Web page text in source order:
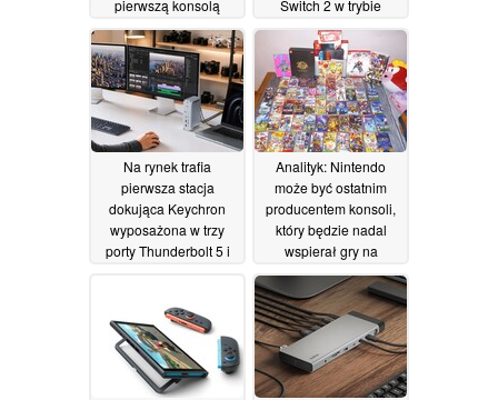
pierwszą konsolą
Switch w celu
ładowania i
odtwarzania obrazu
17/07/2026
Switch 2 w trybie
stacjonarnym11/07/2026
Na rynek trafia
pierwsza stacja
dokująca Keychron
wyposażona w trzy
porty Thunderbolt 5 i
Analityk: Nintendo
może być ostatnim
producentem konsoli,
który będzie nadal
wspierał gry na
nośnikach fizycznych
po tym, jak Sony
zrezygnowało z płyt
06/07/2026